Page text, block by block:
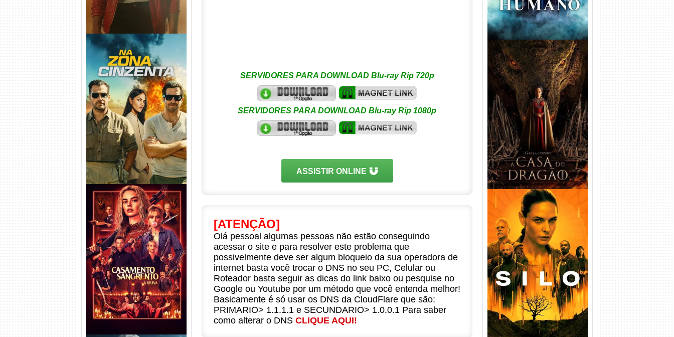
SERVIDORES PARA DOWNLOAD Blu-ray Rip 720p
SERVIDORES PARA DOWNLOAD Blu-ray Rip 1080p
ASSISTIR ONLINE
[ATENÇÃO]
Olá pessoal algumas pessoas não estão conseguindo
acessar o site e para resolver este problema que
possivelmente deve ser algum bloqueio da sua operadora de
internet basta você trocar o DNS no seu PC, Celular ou
Roteador basta seguir as dicas do link baixo ou pesquise no
Google ou Youtube por um método que você entenda melhor!
Basicamente é só usar os DNS da CloudFlare que são:
PRIMARIO> 1.1.1.1 e SECUNDARIO> 1.0.0.1 Para saber
como alterar o DNS CLIQUE AQUI!
Na Zona Cinzenta Torrent
(2026) WEB-DL 1080p/4K
Dual Áudio
Casamento Sangrento: A
Viúva Torrent (2026) WEB-DL
720p/1080p/4K Dual Áudio
A Casa do Dragão 1ª
Temporada Torrent (2022)
WEB-DL 720p/1080p Dual
Áudio
Silo 1ª Temporada Torrent
(2023) WEB-DL
720p/1080p/4K Dual Áudio